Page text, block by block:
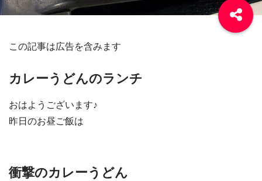
この記事は広告を含みます
カレーうどんのランチ
おはようございます♪
昨日のお昼ご飯は
衝撃のカレーうどん